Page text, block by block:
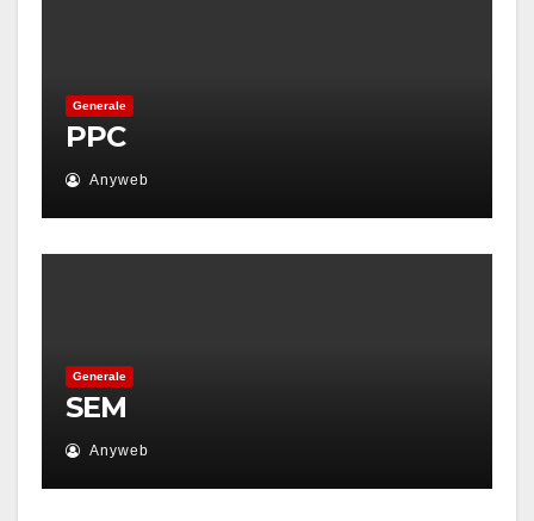
Generale
PPC
Anyweb
Generale
SEM
Anyweb